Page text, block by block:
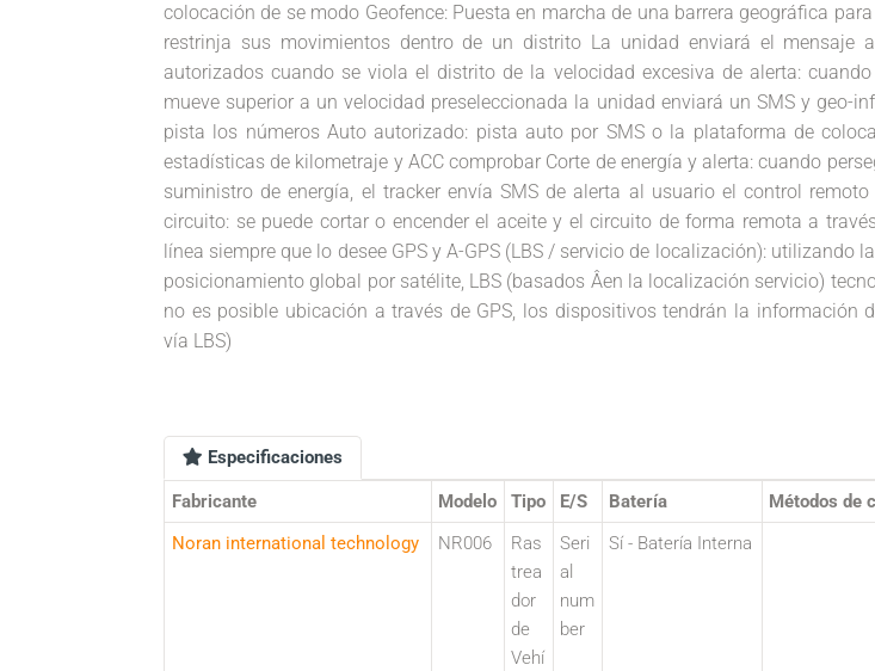
colocación de se modo Geofence: Puesta en marcha de una barrera geográfica
restrinja sus movimientos dentro de un distrito La unidad enviará el mensaje
autorizados cuando se viola el distrito de la velocidad excesiva de alerta:
mueve superior a un velocidad preseleccionada la unidad enviará un SMS y geo-
pista los números Auto autorizado: pista auto por SMS o la plataforma de
estadísticas de kilometraje y ACC comprobar Corte de energía y alerta: cuando
suministro de energía, el tracker envía SMS de alerta al usuario el control
circuito: se puede cortar o encender el aceite y el circuito de forma remota a
línea siempre que lo desee GPS y A-GPS (LBS / servicio de localización): utilizando
posicionamiento global por satélite, LBS (basados Âen la localización servicio)
no es posible ubicación a través de GPS, los dispositivos tendrán la información
vía LBS)
Especificaciones
Fabricante Modelo Tipo E/S Batería
Métodos de
Noran international technology
NR006
Ras
trea
dor
de
Vehí
Seri
al
num
ber
Sí - Batería Interna